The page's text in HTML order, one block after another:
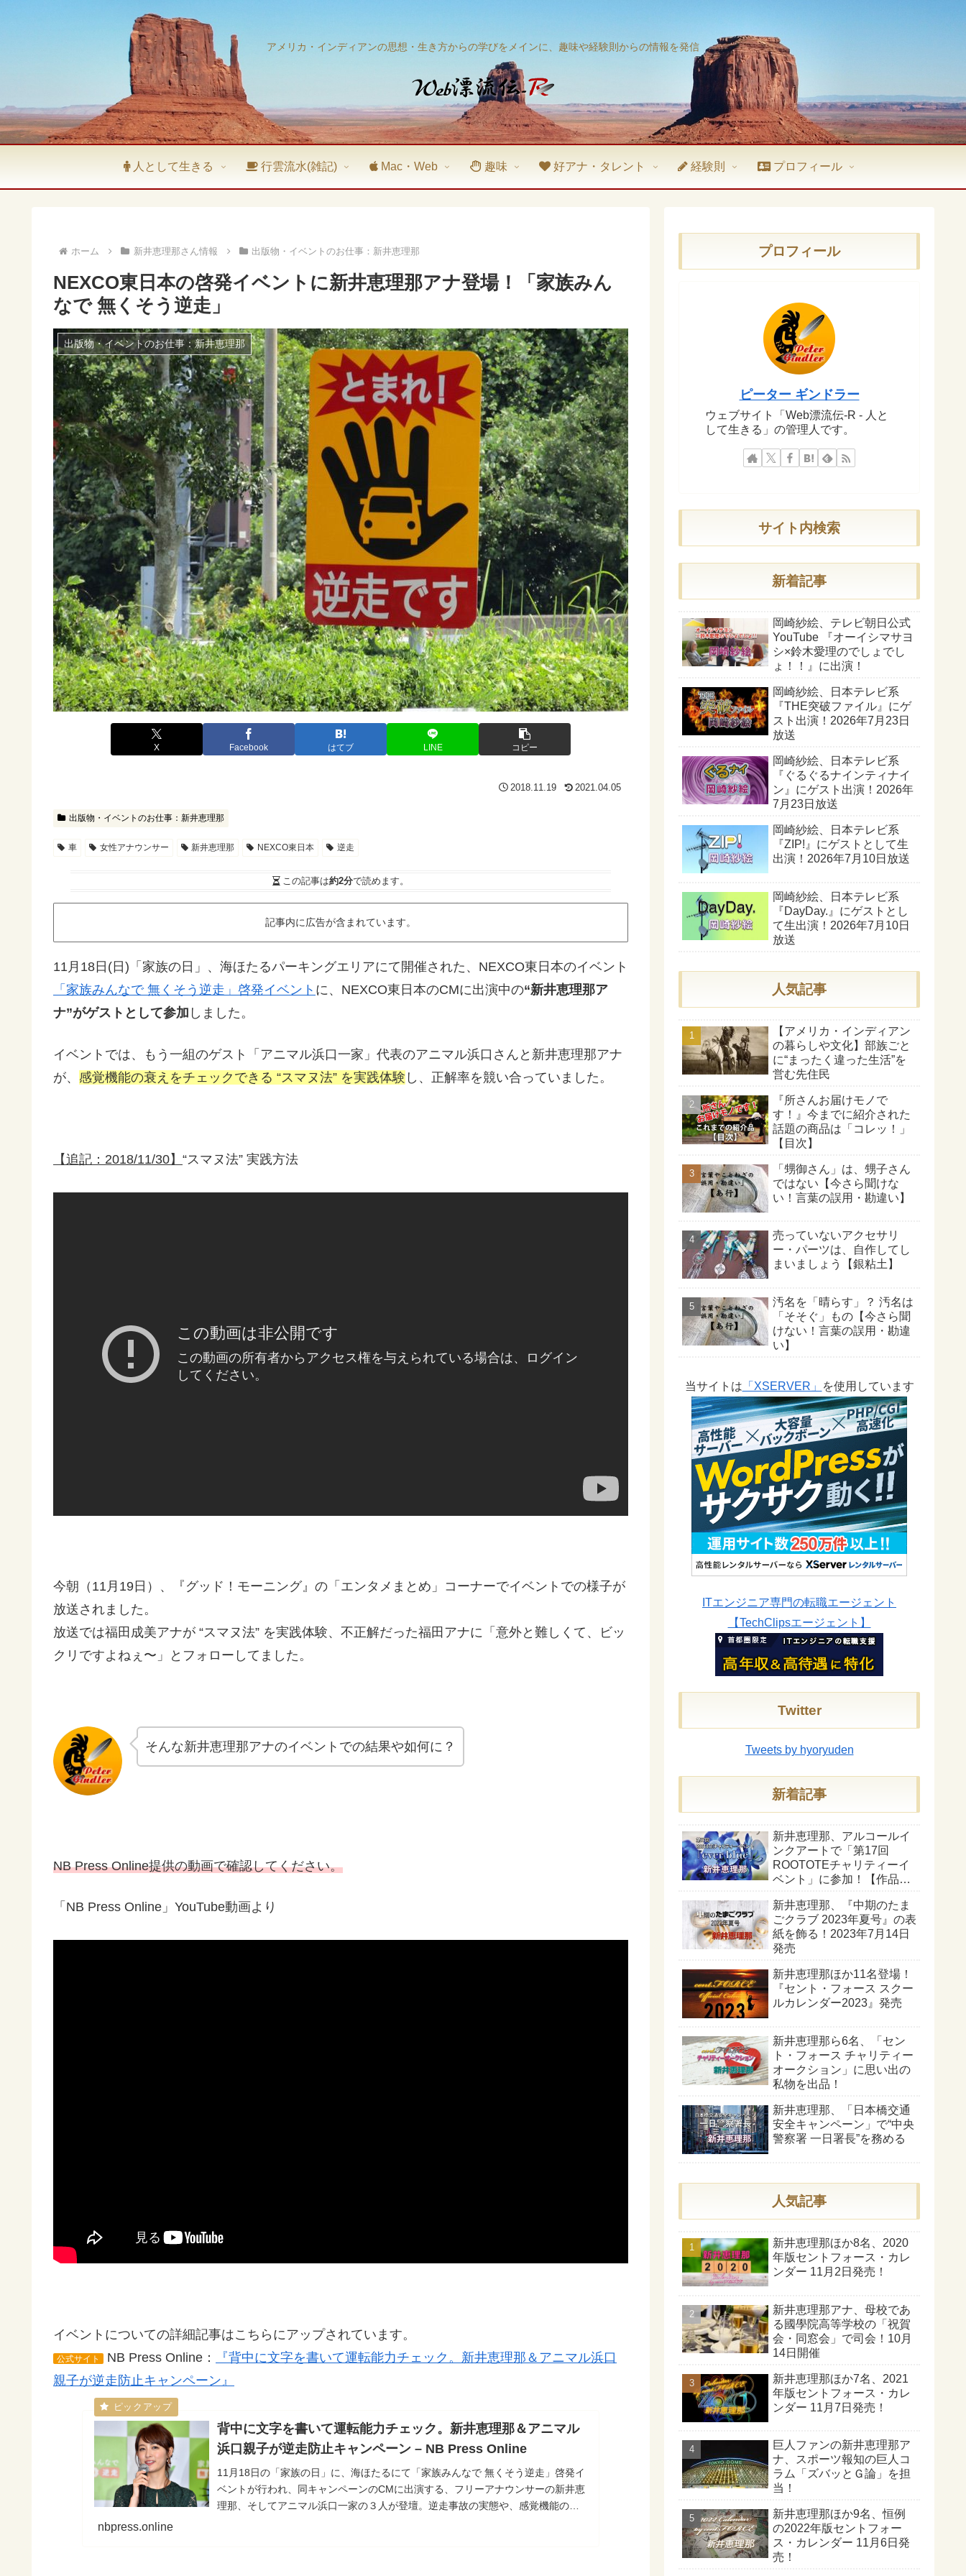
アメリカ・インディアンの思想・生き方からの学びをメインに、趣味や経験則からの情報を発信
人として生きる 行雲流水(雑記) Mac・Web 趣味 好アナ・タレント 経験則 プロフィール
ホーム 新井恵理那さん情報 出版物・イベントのお仕事：新井恵理那
NEXCO東日本の啓発イベントに新井恵理那アナ登場！「家族みん
なで 無くそう逆走」
出版物・イベントのお仕事：新井恵理那
X Facebook はてブ LINE コピー
2018.11.19 2021.04.05
出版物・イベントのお仕事：新井恵理那
車 女性アナウンサー 新井恵理那 NEXCO東日本 逆走
この記事は約2分で読めます。
記事内に広告が含まれています。
11月18日(日)「家族の日」、海ほたるパーキングエリアにて開催された、NEXCO東日本のイベント
「家族みんなで 無くそう逆走」啓発イベント に、NEXCO東日本のCMに出演中の“新井恵理那ア
ナ”がゲストとして参加 しました。
イベントでは、もう一組のゲスト「アニマル浜口一家」代表のアニマル浜口さんと新井恵理那アナ
が、 感覚機能の衰えをチェックできる “スマヌ法” を実践体験 し、正解率を競い合っていました。
【追記：2018/11/30】 “スマヌ法” 実践方法
今朝（11月19日）、『グッド！モーニング』の「エンタメまとめ」コーナーでイベントでの様子が
放送されました。
放送では福田成美アナが “スマヌ法” を実践体験、不正解だった福田アナに「意外と難しくて、ビッ
クリですよねぇ〜」とフォローしてました。
そんな新井恵理那アナのイベントでの結果や如何に？
NB Press Online提供の動画で確認してください。
「NB Press Online」YouTube動画より
イベントについての詳細記事はこちらにアップされています。
公式サイト NB Press Online：
『背中に文字を書いて運転能力チェック。新井恵理那＆アニマル浜口
親子が逆走防止キャンペーン』
背中に文字を書いて運転能力チェック。新井恵理那＆アニマル
浜口親子が逆走防止キャンペーン – NB Press Online
11月18日の「家族の日」に、海ほたるにて「家族みんなで 無くそう逆走」啓発イ
ベントが行われ、同キャンペーンのCMに出演する、フリーアナウンサーの新井恵
理那、そしてアニマル浜口一家の３人が登壇。逆走事故の実態や、感覚機能の衰
nbpress.online
プロフィール
ピーター ギンドラー
ウェブサイト「Web漂流伝-R - 人と
して生きる」の管理人です。
サイト内検索
新着記事
岡崎紗絵、テレビ朝日公式
YouTube 『オーイシマサヨ
シ×鈴木愛理のでしょでし
ょ！！』に出演！
岡崎紗絵、日本テレビ系
『THE突破ファイル』にゲ
スト出演！2026年7月23日
放送
岡崎紗絵、日本テレビ系
『ぐるぐるナインティナイ
ン』にゲスト出演！2026年
7月23日放送
岡崎紗絵、日本テレビ系
『ZIP!』にゲストとして生
出演！2026年7月10日放送
岡崎紗絵、日本テレビ系
『DayDay.』にゲストとし
て生出演！2026年7月10日
放送
人気記事
【アメリカ・インディアン
の暮らしや文化】部族ごと
に“まったく違った生活”を
営む先住民
『所さんお届けモノで
す！』今までに紹介された
話題の商品は「コレッ！」
【目次】
「甥御さん」は、甥子さん
ではない【今さら聞けな
い！言葉の誤用・勘違い】
売っていないアクセサリ
ー・パーツは、自作してし
まいましょう【銀粘土】
汚名を「晴らす」？ 汚名は
「そそぐ」もの【今さら聞
けない！言葉の誤用・勘違
い】
当サイトは 「XSERVER」 を使用しています
ITエンジニア専門の転職エージェント
【TechClipsエージェント】
Twitter
Tweets by hyoryuden
新着記事
新井恵理那、アルコールイ
ンクアートで「第17回
ROOTOTEチャリティーイ
ベント」に参加！【作品
新井恵理那、『中期のたま
ごクラブ 2023年夏号』の表
紙を飾る！2023年7月14日
発売
新井恵理那ほか11名登場！
『セント・フォース スクー
ルカレンダー2023』発売
新井恵理那ら6名、「セン
ト・フォース チャリティー
オークション」に思い出の
私物を出品！
新井恵理那、「日本橋交通
安全キャンペーン」で“中央
警察署 一日署長”を務める
人気記事
新井恵理那ほか8名、2020
年版セントフォース・カレ
ンダー 11月2日発売！
新井恵理那アナ、母校であ
る國學院高等学校の「祝賀
会・同窓会」で司会！10月
14日開催
新井恵理那ほか7名、2021
年版セントフォース・カレ
ンダー 11月7日発売！
巨人ファンの新井恵理那ア
ナ、スポーツ報知の巨人コ
ラム「ズバッとＧ論」を担
当！
新井恵理那ほか9名、恒例
の2022年版セントフォー
ス・カレンダー 11月6日発
売！